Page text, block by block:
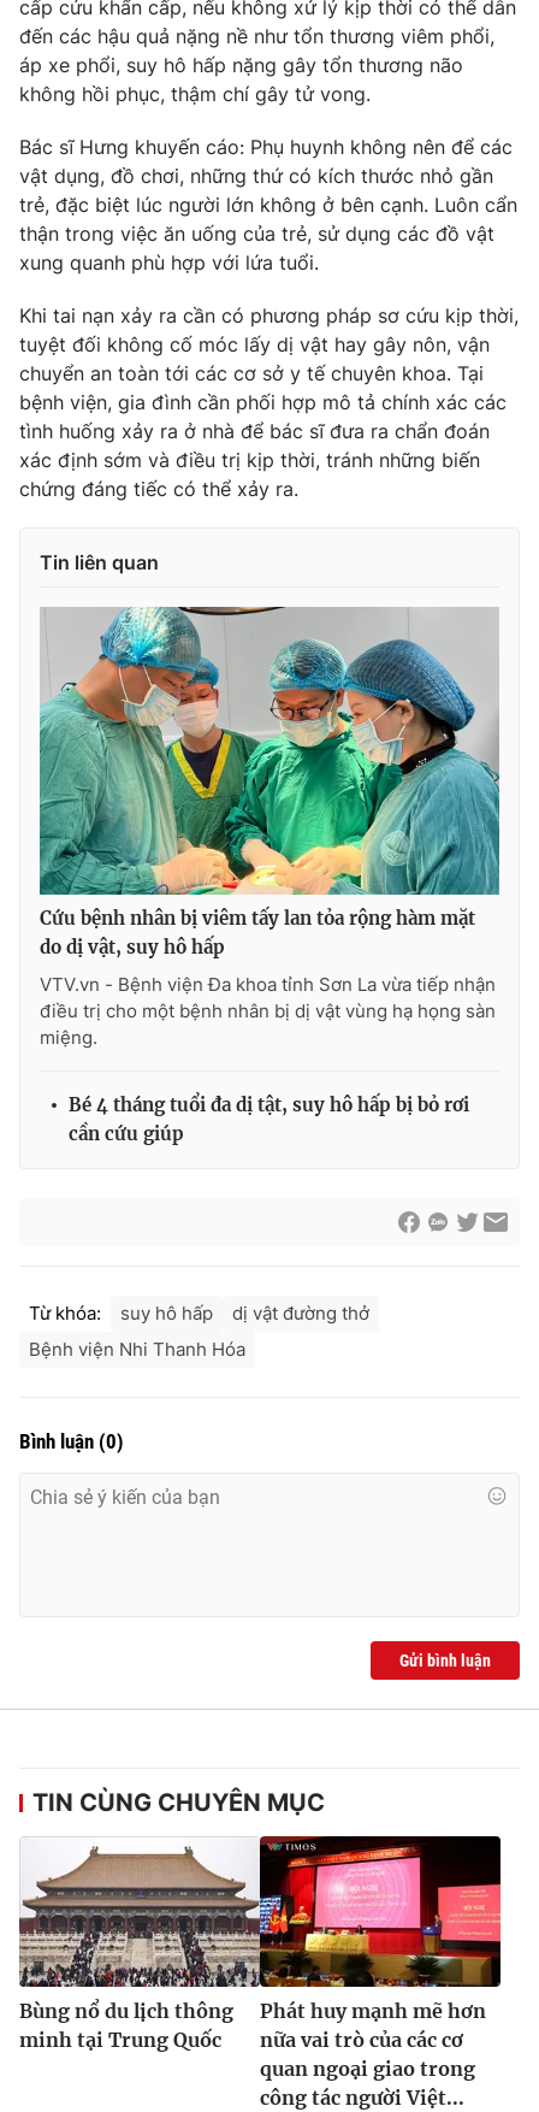
Ðiện thoại Thời báo VTV:024.66 897 897
Email:toasoan@vtv.vn
Liên hệ quảng cáo:
024-7300.7108
® Cấm sao chép dưới mọi hình thức nếu không có sự chấp
thuận bằng văn bản. Ghi rõ nguồn VTV.vn khi phát hành lại
thông tin từ website này.
cấp cứu khẩn cấp, nếu không xử lý kịp thời có thể dẫn
đến các hậu quả nặng nề như tổn thương viêm phổi,
áp xe phổi, suy hô hấp nặng gây tổn thương não
không hồi phục, thậm chí gây tử vong.
Bác sĩ Hưng khuyến cáo: Phụ huynh không nên để các
vật dụng, đồ chơi, những thứ có kích thước nhỏ gần
trẻ, đặc biệt lúc người lớn không ở bên cạnh. Luôn cẩn
thận trong việc ăn uống của trẻ, sử dụng các đồ vật
xung quanh phù hợp với lứa tuổi.
Khi tai nạn xảy ra cần có phương pháp sơ cứu kịp thời,
tuyệt đối không cố móc lấy dị vật hay gây nôn, vận
chuyển an toàn tới các cơ sở y tế chuyên khoa. Tại
bệnh viện, gia đình cần phối hợp mô tả chính xác các
tình huống xảy ra ở nhà để bác sĩ đưa ra chẩn đoán
xác định sớm và điều trị kịp thời, tránh những biến
chứng đáng tiếc có thể xảy ra.
Tin liên quan
Cứu bệnh nhân bị viêm tấy lan tỏa rộng hàm mặt
do dị vật, suy hô hấp
VTV.vn - Bệnh viện Đa khoa tỉnh Sơn La vừa tiếp nhận
điều trị cho một bệnh nhân bị dị vật vùng hạ họng sàn
miệng.
Bé 4 tháng tuổi đa dị tật, suy hô hấp bị bỏ rơi
cần cứu giúp
Từ khóa: suy hô hấp
dị vật đường thở
Bệnh viện Nhi Thanh Hóa
Bình luận (0)
Gửi bình luận
TIN CÙNG CHUYÊN MỤC
Bùng nổ du lịch thông
minh tại Trung Quốc
Phát huy mạnh mẽ hơn
nữa vai trò của các cơ
quan ngoại giao trong
công tác người Việt...